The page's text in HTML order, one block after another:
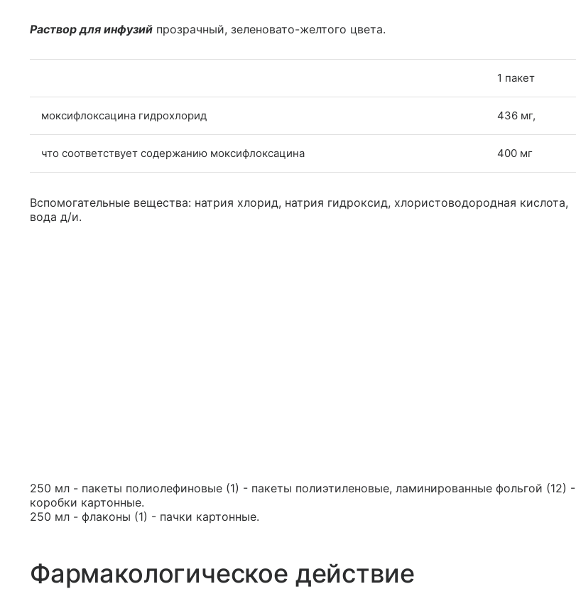
Раствор для инфузий прозрачный, зеленовато-желтого цвета.
1 пакет
моксифлоксацина гидрохлорид 436 мг,
что соответствует содержанию моксифлоксацина 400 мг
Вспомогательные вещества: натрия хлорид, натрия гидроксид, хлористоводородная кислота,
вода д/и.
250 мл - пакеты полиолефиновые (1) - пакеты полиэтиленовые, ламинированные фольгой (12) -
коробки картонные.
250 мл - флаконы (1) - пачки картонные.
Фармакологическое действие